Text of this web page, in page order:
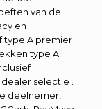
van de
en
type A premier
type A
selectie .
deelnemer,